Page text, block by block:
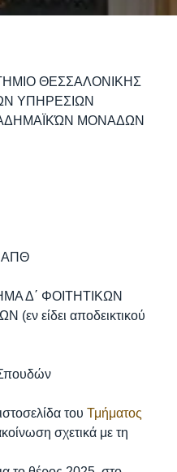
ΘΕΣΣΑΛΟΝΙΚΗΣ
ΥΠΗΡΕΣΙΩΝ
ΜΟΝΑΔΩΝ
ΑΠΘ
Δ΄ ΦΟΙΤΗΤΙΚΩΝ
είδει αποδεικτικού
του Τμήματος
σχετικά με τη